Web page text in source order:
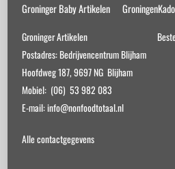
Groninger Baby Artikelen
GroningenKado
Groninger Artikelen
Postadres: Bedrijvencentrum Blijham
Hoofdweg 187, 9697 NG Blijham
Mobiel: (06) 53 982 083
E-mail: info@nonfoodtotaal.nl
Alle contactgegevens